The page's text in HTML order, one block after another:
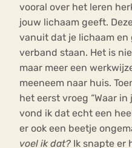
vooral over het leren
jouw lichaam geeft.
vanuit dat je lichaam en
verband staan. Het is
maar meer een
meeneem naar huis.
het eerst vroeg “Waar in
vond ik dat echt een
er ook een beetje
voel ik dat? Ik snapte er